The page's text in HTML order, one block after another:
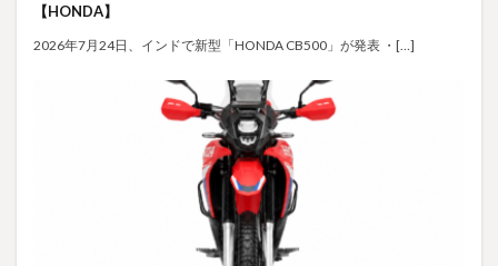
【HONDA】
2026年7月24日、インドで新型「HONDA CB500」が発表 ・[…]